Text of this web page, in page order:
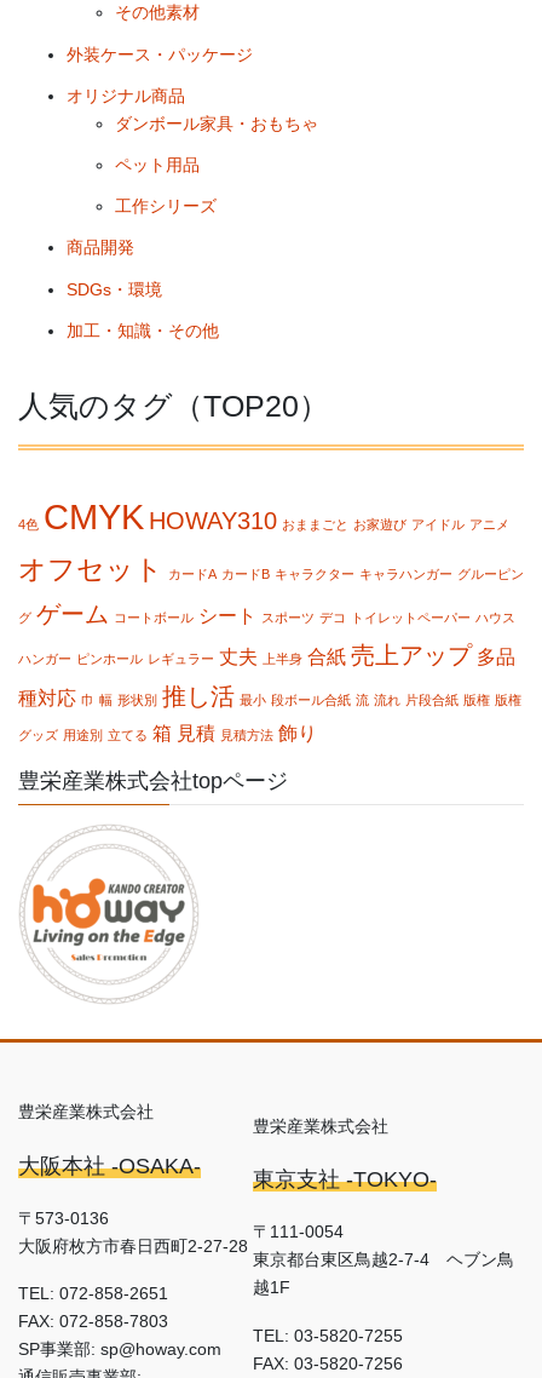
その他素材
外装ケース・パッケージ
オリジナル商品
ダンボール家具・おもちゃ
ペット用品
工作シリーズ
商品開発
SDGs・環境
加工・知識・その他
人気のタグ（TOP20）
4色 CMYK HOWAY310 おままごと お家遊び アイドル アニメ
オフセット カードA カードB キャラクター キャラハンガー グルーピン
グ ゲーム コートボール シート スポーツ デコ トイレットペーパー ハウス
ハンガー ピンホール レギュラー 丈夫 上半身 合紙 売上アップ 多品
種対応 巾 幅 形状別 推し活 最小 段ボール合紙 流 流れ 片段合紙 版権 版権
グッズ 用途別 立てる 箱 見積 見積方法 飾り
豊栄産業株式会社topページ
豊栄産業株式会社
大阪本社 -OSAKA-
〒573-0136
大阪府枚方市春日西町2-27-28
TEL: 072-858-2651
FAX: 072-858-7803
SP事業部: sp@howay.com
豊栄産業株式会社
東京支社 -TOKYO-
〒111-0054
東京都台東区鳥越2-7-4 ヘブン鳥
越1F
TEL: 03-5820-7255
FAX: 03-5820-7256